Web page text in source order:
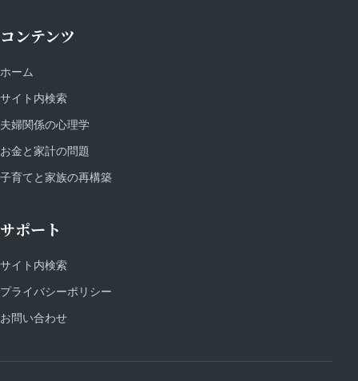
コンテンツ
ホーム
サイト内検索
夫婦関係の心理学
お金と家計の問題
子育てと家族の再構築
サポート
サイト内検索
プライバシーポリシー
お問い合わせ